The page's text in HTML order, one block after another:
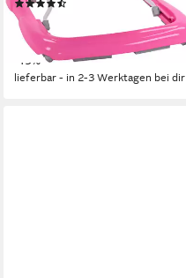
64,99 €
nur diesen Monat
-19%
lieferbar - in 2-3 Werktagen bei dir